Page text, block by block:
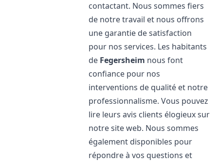
contactant. Nous sommes fiers
de notre travail et nous offrons
une garantie de satisfaction
pour nos services. Les habitants
de Fegersheim nous font
confiance pour nos
interventions de qualité et notre
professionnalisme. Vous pouvez
lire leurs avis clients élogieux sur
notre site web. Nous sommes
également disponibles pour
répondre à vos questions et